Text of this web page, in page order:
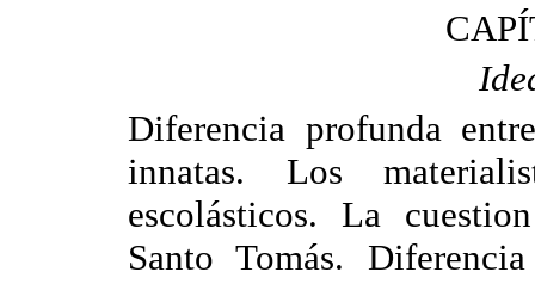
Diferencia profunda
innatas. Los
escolásticos. La
Santo Tomás.